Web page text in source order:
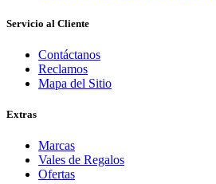
Servicio al Cliente
Contáctanos
Reclamos
Mapa del Sitio
Extras
Marcas
Vales de Regalos
Ofertas